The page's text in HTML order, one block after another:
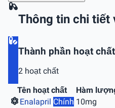
Thông tin chi tiết
Thành phần hoạt chất
2 hoạt chất
Tên hoạt chất
Hàm
Enalapril Chính 10mg